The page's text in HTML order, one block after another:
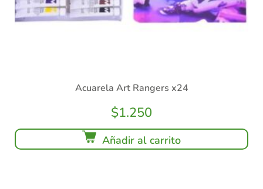
Acuarela Art Rangers x24
$1.250
Añadir al carrito